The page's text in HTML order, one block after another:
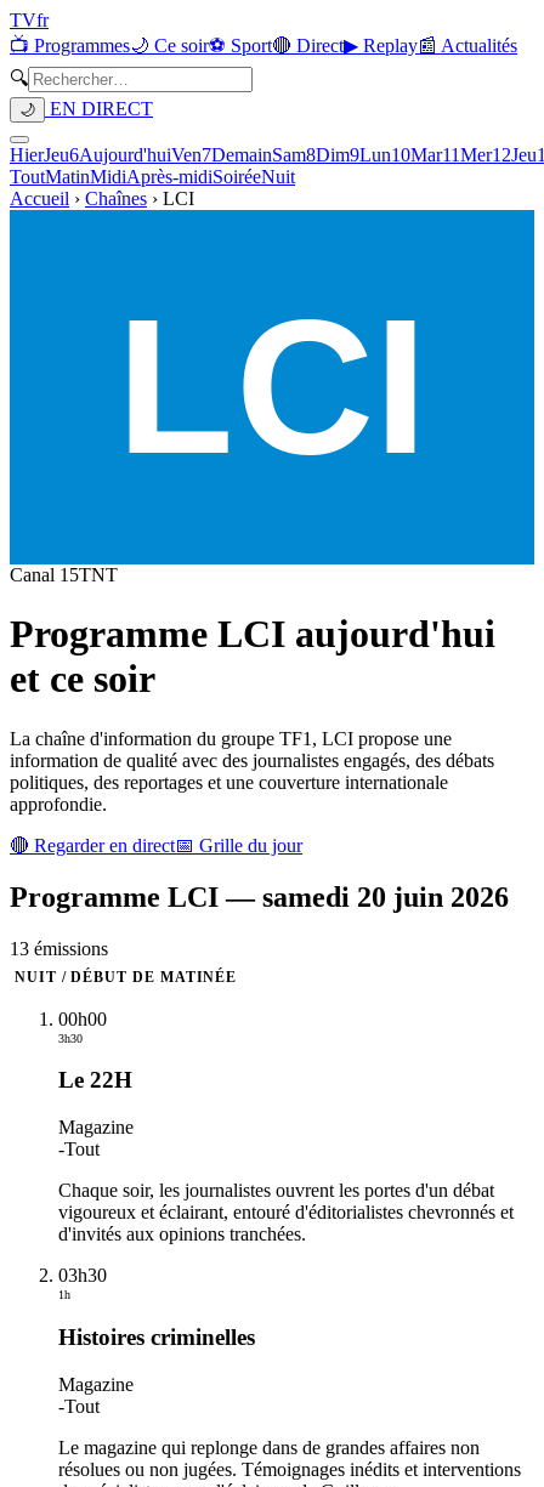
TVfr
📺 Programmes🌙 Ce soir⚽ Sport🔴 Direct▶ Replay📰 Actualités
🔍
🌙 EN DIRECT
HierJeu6Aujourd'huiVen7DemainSam8Dim9Lun10Mar11Mer12Jeu
ToutMatinMidiAprès-midiSoiréeNuit
Accueil › Chaînes › LCI
Canal 15TNT
Programme LCI aujourd'hui
et ce soir
La chaîne d'information du groupe TF1, LCI propose une
information de qualité avec des journalistes engagés, des débats
politiques, des reportages et une couverture internationale
approfondie.
🔴 Regarder en direct📅 Grille du jour
Programme LCI—samedi 20 juin 2026
13 émissions
NUIT / DÉBUT DE MATINÉE
00h00
3h30
Le 22H
Magazine
-Tout
Chaque soir, les journalistes ouvrent les portes d'un débat
vigoureux et éclairant, entouré d'éditorialistes chevronnés et
d'invités aux opinions tranchées.
03h30
1h
Histoires criminelles
Magazine
-Tout
Le magazine qui replonge dans de grandes affaires non
résolues ou non jugées. Témoignages inédits et interventions